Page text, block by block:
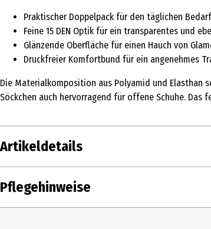
Praktischer Doppelpack für den täglichen Bedarf
Feine 15 DEN Optik für ein transparentes und
Glänzende Oberfläche für einen Hauch von
Druckfreier Komfortbund für ein angenehmes
Die Materialkomposition aus Polyamid und Elasthan
Söckchen auch hervorragend für offene Schuhe.
Artikeldetails
Inhalt
Produkttyp Socken
Pflegehinweise